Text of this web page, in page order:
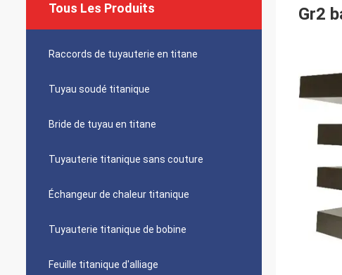
Tous Les Produits
Raccords de tuyauterie en titane
Tuyau soudé titanique
Bride de tuyau en titane
Tuyauterie titanique sans couture
Échangeur de chaleur titanique
Tuyauterie titanique de bobine
Feuille titanique d'alliage
Gr2